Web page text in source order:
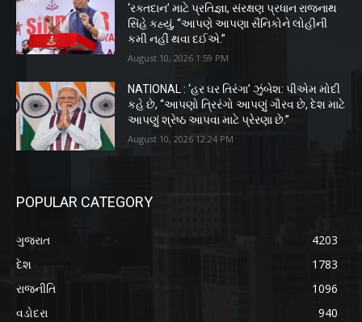
‘રક્તદાન’ માટે પ્રતિજ્ઞા, સંરક્ષણ પ્રધાન રાજનાથ
સિંહે કહ્યું, “આપણે આપણા સૈનિકોને લોહીની
કમી નહીં થવા દઈએ.”
August 10, 2026 1:59 PM
NATIONAL : ‘હર ઘર તિરંગા’ ઝુંબેશ: પીએમ મોદી
કહે છે, “આપણો ત્રિરંગો આપણું ગૌરવ છે, દેશ માટે
આપણું શ્રેષ્ઠ આપવા માટે પ્રેરણા છે.”
August 10, 2026 12:24 PM
POPULAR CATEGORY
ગુજરાત
4203
દેશ
1783
રાજનીતિ
1096
વડોદરા
940